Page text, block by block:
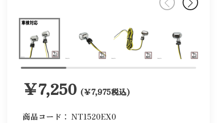
￥7,250 (￥7,975税込)
商品コード： NT1520EX0